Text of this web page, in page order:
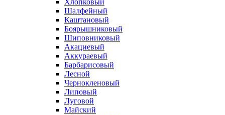
Хлопковый
Шалфейный
Каштановый
Боярышниковый
Шиповниковый
Акациевый
Аккураевый
Барбарисовый
Лесной
Чернокленовый
Липовый
Луговой
Майский